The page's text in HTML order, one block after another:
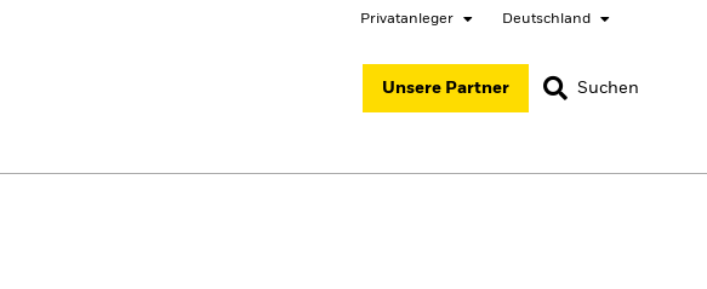
Privatanleger Deutschland
SCHLIESSEN
SCHLIESSEN
Unsere Partner Suchen